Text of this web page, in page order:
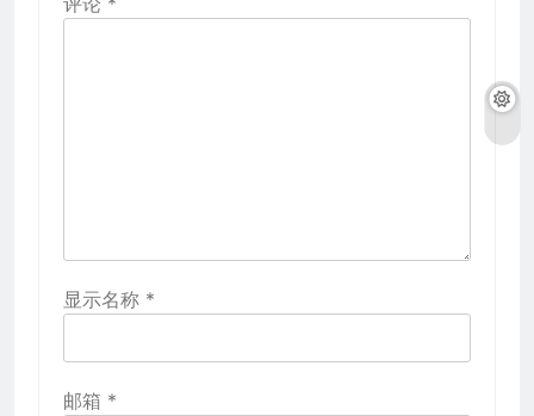
显示名称 *
邮箱 *